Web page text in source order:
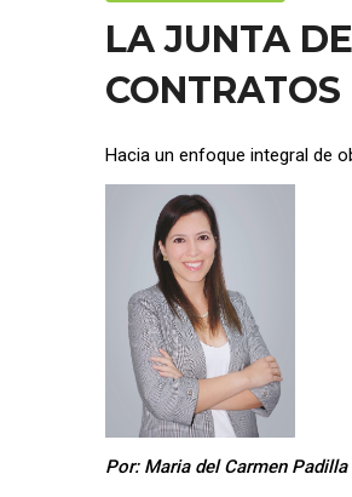
LA JUNTA
Hacia un enfoque integral de
Por: Maria del Carmen Padilla